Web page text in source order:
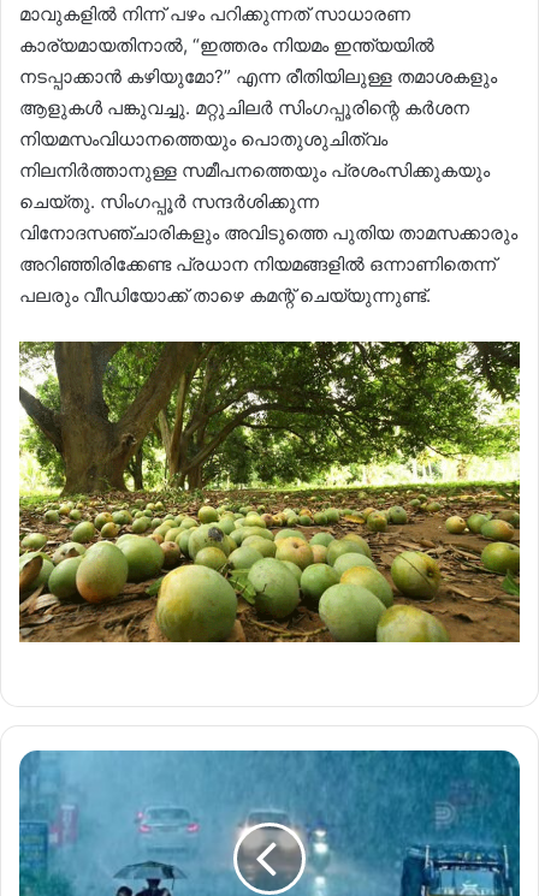
മാവുകളിൽ നിന്ന് പഴം പറിക്കുന്നത് സാധാരണ
കാര്യമായതിനാൽ, “ഇത്തരം നിയമം ഇന്ത്യയിൽ
നടപ്പാക്കാൻ കഴിയുമോ?” എന്ന രീതിയിലുള്ള തമാശകളും
ആളുകൾ പങ്കുവച്ചു. മറ്റുചിലർ സിംഗപ്പൂരിന്റെ കർശന
നിയമസംവിധാനത്തെയും പൊതുശുചിത്വം
നിലനിർത്താനുള്ള സമീപനത്തെയും പ്രശംസിക്കുകയും
ചെയ്തു. സിംഗപ്പൂർ സന്ദർശിക്കുന്ന
വിനോദസഞ്ചാരികളും അവിടുത്തെ പുതിയ താമസക്കാരും
അറിഞ്ഞിരിക്കേണ്ട പ്രധാന നിയമങ്ങളിൽ ഒന്നാണിതെന്ന്
പലരും വീഡിയോക്ക് താഴെ കമന്റ് ചെയ്യുന്നുണ്ട്.